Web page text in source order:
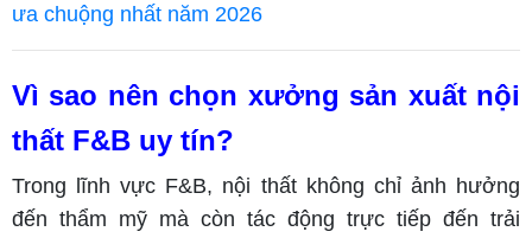
ưa chuộng nhất năm 2026
Vì sao nên chọn xưởng sản xuất nội
thất F&B uy tín?
Trong lĩnh vực F&B, nội thất không chỉ ảnh hưởng
đến thẩm mỹ mà còn tác động trực tiếp đến trải